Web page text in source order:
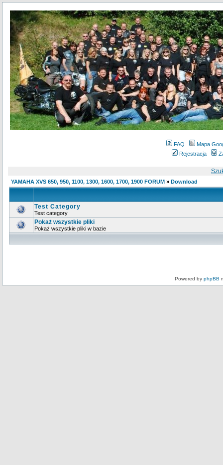
FAQ
Mapa
Rejestracja
YAMAHA XVS 650, 950, 1100, 1300, 1600, 1700, 1900 FORUM » Download
Test Category
Test category
Pokaż wszystkie pliki
Pokaż wszystkie pliki w bazie
Powered by phpBB